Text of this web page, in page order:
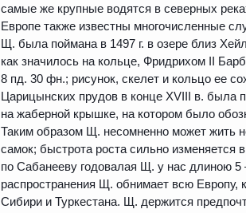
самые же крупные водятся в северных
Европе также известны многочисленные
Щ. была поймана в 1497 г. в озере близ
как значилось на кольце, Фридрихом II
8 пд. 30 фн.; рисунок, скелет и кольцо ее
Царицынских прудов в конце XVIII в.
на жаберной крышке, на котором было
Таким образом Щ. несомненно может жить
самок; быстрота роста сильно изменяется
по Сабанееву годовалая Щ. у нас длиною
распространения Щ. обнимает всю Европу,
Сибири и Туркестана. Щ. держится